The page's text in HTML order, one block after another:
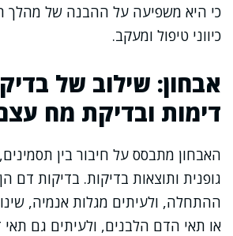
כי היא משפיעה על ההבנה של מהלך
כיווני טיפול ומעקב.
אבחון: שילוב של
דימות ובדיקת מח
האבחון מתבסס על חיבור בין
גופנית ותוצאות בדיקות. בדיקות דם
ההתחלה, ולעיתים מגלות אנמיה,
או תאי הדם הלבנים, ולעיתים גם